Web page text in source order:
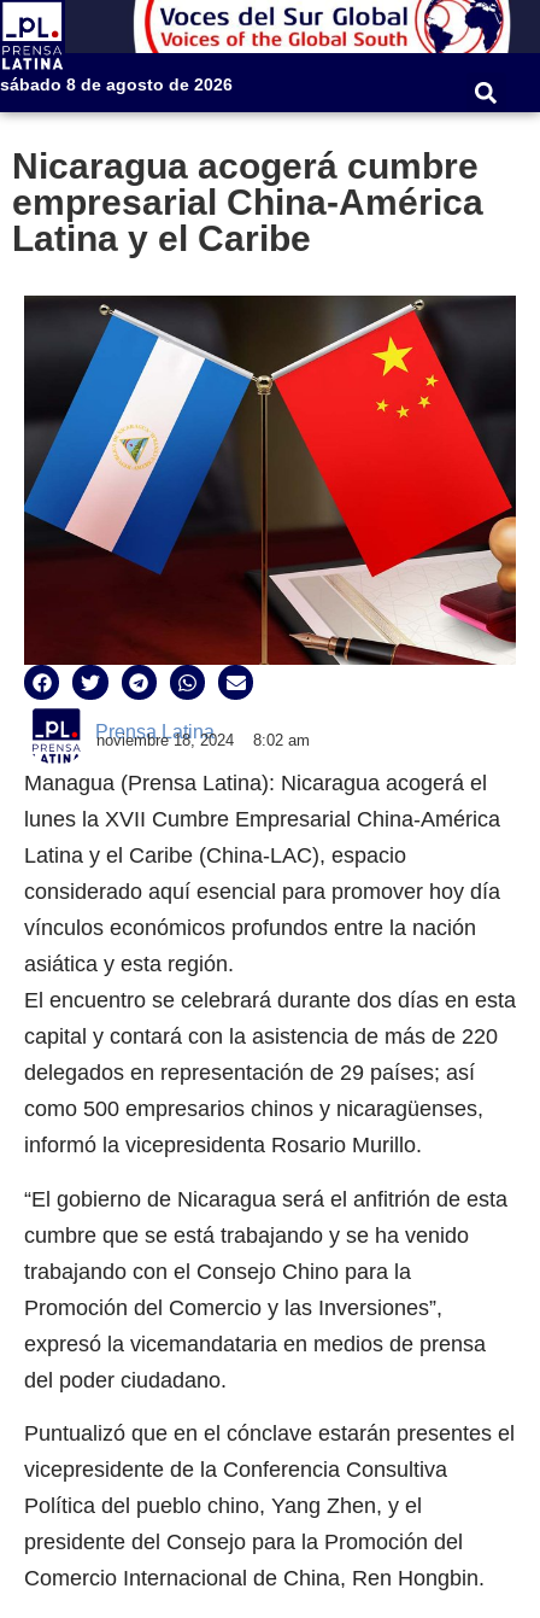
sábado 8 de agosto de 2026
Nicaragua acogerá cumbre
empresarial China-América
Latina y el Caribe
Prensa Latina
noviembre 18, 2024 8:02 am
Managua (Prensa Latina): Nicaragua acogerá el
lunes la XVII Cumbre Empresarial China-América
Latina y el Caribe (China-LAC), espacio
considerado aquí esencial para promover hoy día
vínculos económicos profundos entre la nación
asiática y esta región.
El encuentro se celebrará durante dos días en esta
capital y contará con la asistencia de más de 220
delegados en representación de 29 países; así
como 500 empresarios chinos y nicaragüenses,
informó la vicepresidenta Rosario Murillo.
“El gobierno de Nicaragua será el anfitrión de esta
cumbre que se está trabajando y se ha venido
trabajando con el Consejo Chino para la
Promoción del Comercio y las Inversiones”,
expresó la vicemandataria en medios de prensa
del poder ciudadano.
Puntualizó que en el cónclave estarán presentes el
vicepresidente de la Conferencia Consultiva
Política del pueblo chino, Yang Zhen, y el
presidente del Consejo para la Promoción del
Comercio Internacional de China, Ren Hongbin.